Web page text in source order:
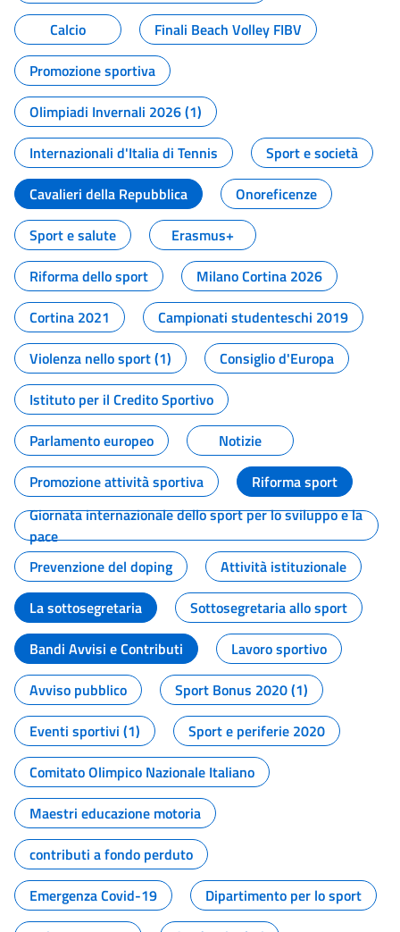
Calcio
Finali Beach Volley FIBV
Promozione sportiva
Olimpiadi Invernali 2026 (1)
Internazionali d'Italia di Tennis
Sport e società
Cavalieri della Repubblica
Onoreficenze
Sport e salute
Erasmus+
Riforma dello sport
Milano Cortina 2026
Cortina 2021
Campionati studenteschi 2019
Violenza nello sport (1)
Consiglio d'Europa
Istituto per il Credito Sportivo
Parlamento europeo
Notizie
Promozione attività sportiva
Riforma sport
Giornata internazionale dello sport per lo sviluppo e la
pace
Prevenzione del doping
Attività istituzionale
La sottosegretaria
Sottosegretaria allo sport
Bandi Avvisi e Contributi
Lavoro sportivo
Avviso pubblico
Sport Bonus 2020 (1)
Eventi sportivi (1)
Sport e periferie 2020
Comitato Olimpico Nazionale Italiano
Maestri educazione motoria
contributi a fondo perduto
Emergenza Covid-19
Dipartimento per lo sport